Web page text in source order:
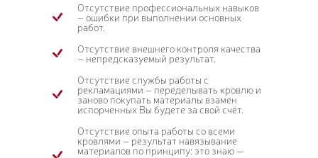
Отсутствие профессиональных навыков
– ошибки при выполнении основных
работ.
Отсутствие внешнего контроля качества
– непредсказуемый результат.
Отсутствие службы работы с
рекламациями – переделывать кровлю и
заново покупать материалы взамен
испорченных Вы будете за свой счёт.
Отсутствие опыта работы со всеми
кровлями – результат навязывание
материалов по принципу: это знаю —